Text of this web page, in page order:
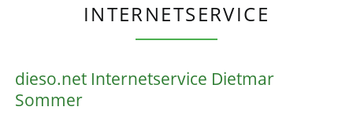
INTERNETSERVICE
dieso.net Internetservice Dietmar
Sommer